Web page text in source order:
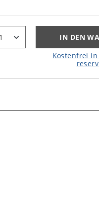
IN DEN
Kostenfrei